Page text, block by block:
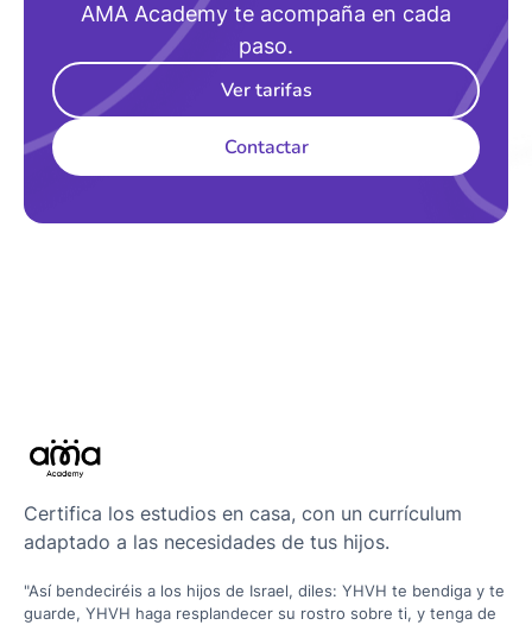
AMA Academy te acompaña en cada
paso.
Ver tarifas
Contactar
Certifica los estudios en casa, con un currículum
adaptado a las necesidades de tus hijos.
"Así bendeciréis a los hijos de Israel, diles: YHVH te bendiga y te
guarde, YHVH haga resplandecer su rostro sobre ti, y tenga de